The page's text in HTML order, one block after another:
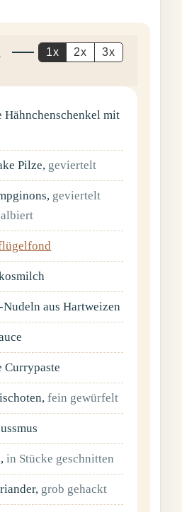
1x 2x 3x
Hähnchenschenkel mit
Pilze, geviertelt
, geviertelt
Nudeln aus Hartweizen
Currypaste
,fein gewürfelt
,in Stücke geschnitten
, grob gehackt